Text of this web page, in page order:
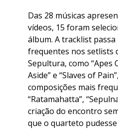
Das 28 músicas
vídeos, 15 foram
álbum. A tracklist
frequentes nos setlists
Sepultura, como “Apes
Aside” e “Slaves of
composições mais
“Ratamahatta”,
criação do encontro
que o quarteto